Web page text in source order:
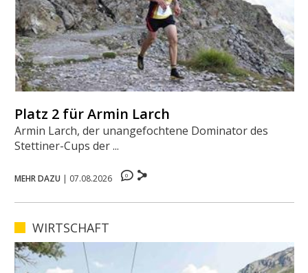
Platz 2 für Armin Larch
Armin Larch, der unangefochtene Dominator des
Stettiner-Cups der ...
MEHR DAZU | 07.08.2026 0
WIRTSCHAFT